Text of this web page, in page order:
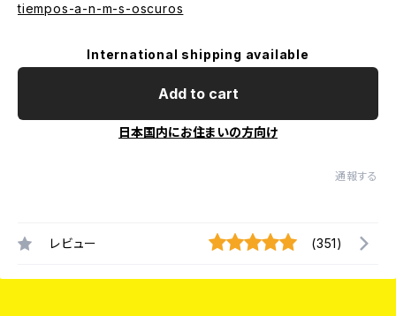
tiempos-a-n-m-s-oscuros
International shipping available
Add to cart
日本国内にお住まいの方向け
通報する
レビュー (351)